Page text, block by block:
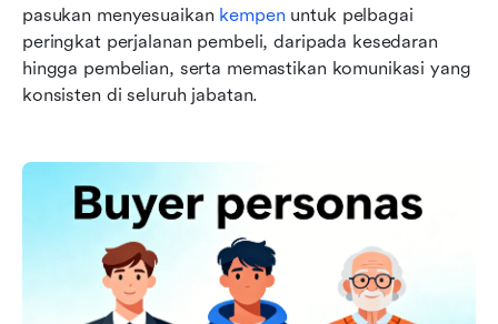
pasukan menyesuaikan kempen untuk pelbagai
peringkat perjalanan pembeli, daripada kesedaran
hingga pembelian, serta memastikan komunikasi yang
konsisten di seluruh jabatan.